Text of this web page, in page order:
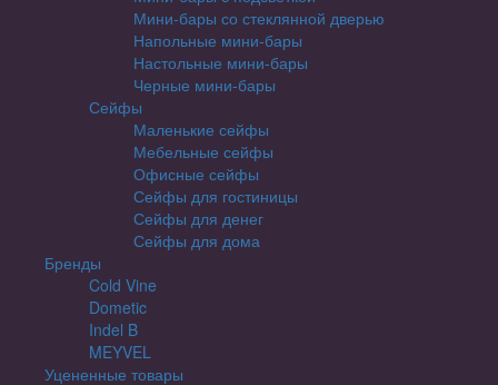
Мини-бары со стеклянной дверью
Напольные мини-бары
Настольные мини-бары
Черные мини-бары
Сейфы
Маленькие сейфы
Мебельные сейфы
Офисные сейфы
Сейфы для гостиницы
Сейфы для денег
Сейфы для дома
Бренды
Cold Vine
Dometic
Indel B
MEYVEL
Уцененные товары